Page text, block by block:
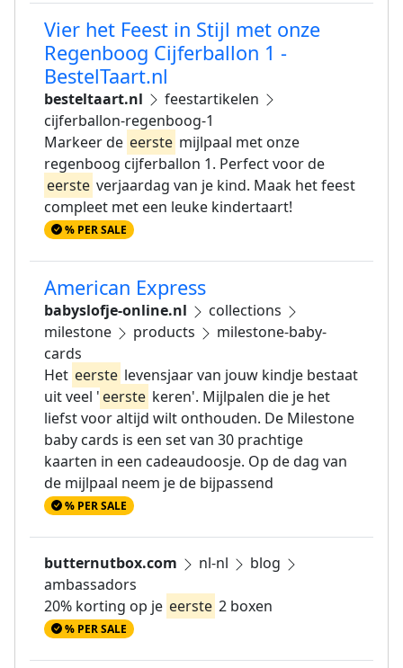
Vier het Feest in Stijl met onze
Regenboog Cijferballon 1 -
BestelTaart.nl
besteltaart.nl
feestartikelen
cijferballon-regenboog-1
Markeer de eerste mijlpaal met onze
regenboog cijferballon 1. Perfect voor de
eerste verjaardag van je kind. Maak het feest
compleet met een leuke kindertaart!
% PER SALE
American Express
babyslofje-online.nl
collections
milestone
products
milestone-baby-
cards
Het eerste levensjaar van jouw kindje bestaat
uit veel ' eerste keren'. Mijlpalen die je het
liefst voor altijd wilt onthouden. De Milestone
baby cards is een set van 30 prachtige
kaarten in een cadeaudoosje. Op de dag van
de mijlpaal neem je de bijpassend
% PER SALE
butternutbox.com nl-nl
blog
ambassadors
20% korting op je eerste 2 boxen
% PER SALE